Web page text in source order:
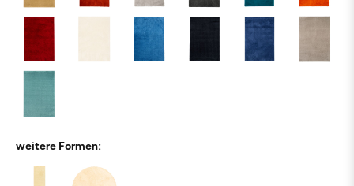
weitere Formen: